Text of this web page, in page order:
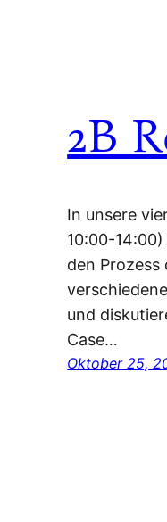
2B
In unsere
10:00-
den
und
Case…
Oktober 25,